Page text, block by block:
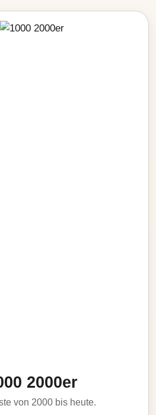
2000er
von 2000 bis heute.